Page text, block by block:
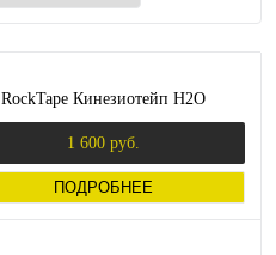
RockTape Кинезиотейп H2O
1 600 руб.
ПОДРОБНЕЕ